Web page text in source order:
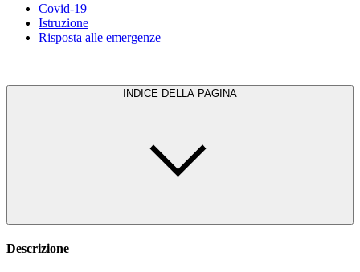
Covid-19
Istruzione
Risposta alle emergenze
INDICE DELLA PAGINA
Descrizione